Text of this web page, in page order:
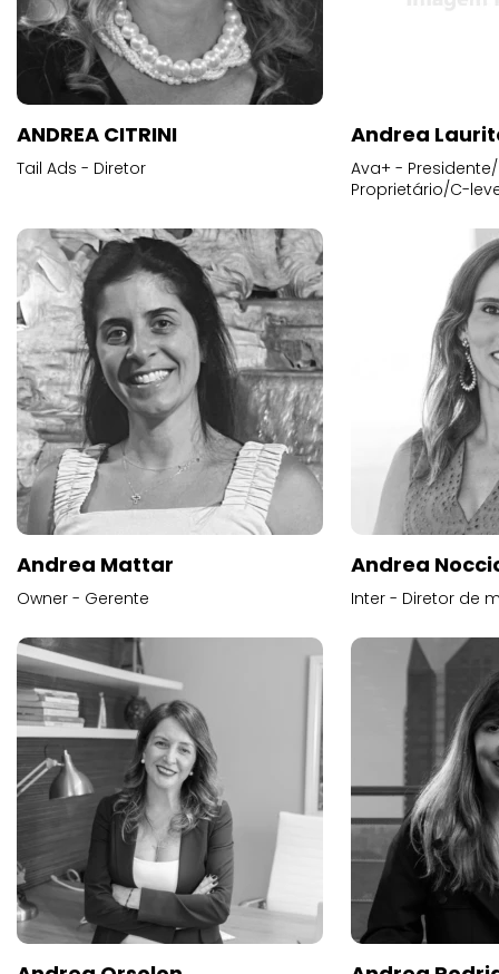
ANDREA CITRINI
Tail Ads - Diretor
Andrea
Ava+ -
Proprietário/C-
Andrea Mattar
Owner - Gerente
Andrea
Inter - Diretor de